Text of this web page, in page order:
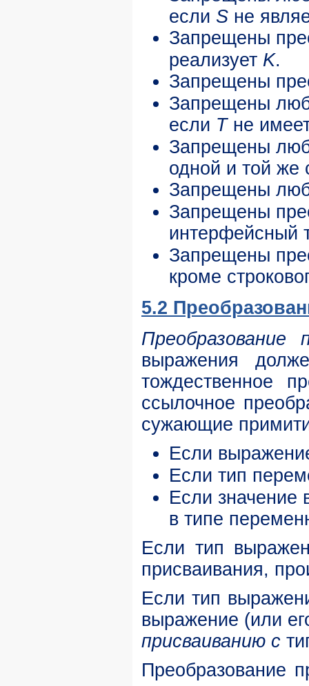
если S не
Запрещены
реализует K.
Запрещены
Запрещены
если Tне
Запрещены
одной и той же
Запрещены
Запрещены
интерфейсный
Запрещены
кроме
5.2
Преобразование
выражения
тождественное
ссылочное
сужающие
Если
Если тип
Если значение
в типе
Если тип
присваивания,
Если тип
выражение (или
присваиванию с
Преобразование